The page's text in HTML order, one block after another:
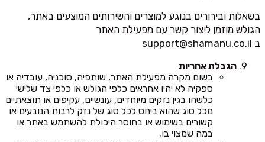
בשאלות ובירורים בנוגע למוצרים והשירותים המוצעים באתר,
הגולש מוזמן ליצור קשר עם מפעילת האתר
ב support@shamanu.co.il
הגבלת אחריות
בשום מקרה מפעילת האתר, שותפיה, סוכניה, עובדיה או
ספקיה לא יהיו אחראים כלפי הגולש או כלפי צד שלישי
כלשהו בגין נזקים מיוחדים, עונשיים, עקיפים או תוצאתיים
מכל סוג שהוא ביחס לכל סוג של נזק לרבות הנובעים או
קשורים בשימוש או בחוסר היכולת להשתמש באתר או
במה שמצוי בו.